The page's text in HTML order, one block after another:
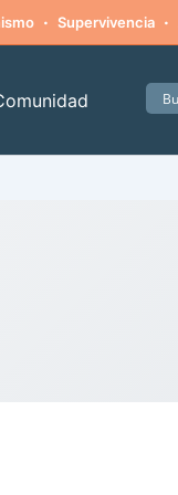
· Supervivencia ·